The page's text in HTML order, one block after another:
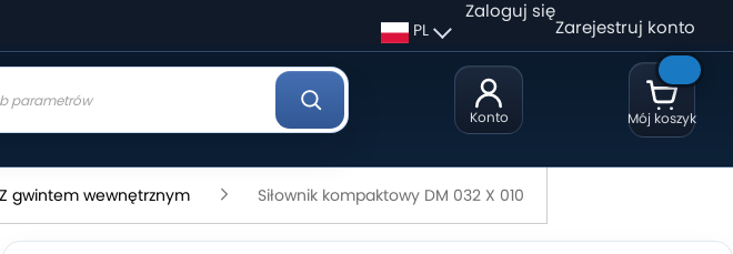
Konto
PL
Zaloguj się
Zarejestruj konto
Mój koszyk
Z gwintem wewnętrznym Siłownik kompaktowy DM 032 X 010